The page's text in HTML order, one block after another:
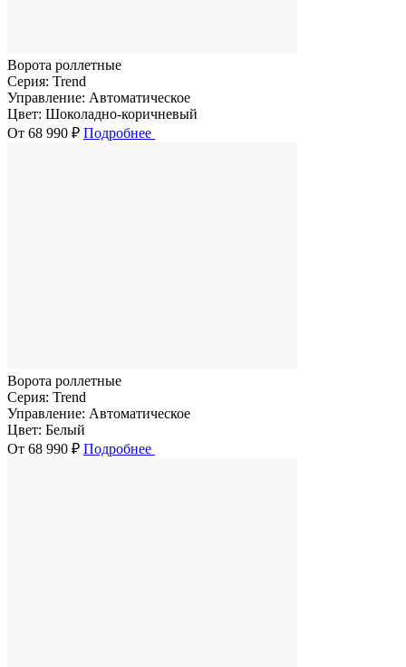
Ворота роллетные
Серия: Trend
Управление: Автоматическое
Цвет: Шоколадно-коричневый
От 68 990 ₽ Подробнее
Ворота роллетные
Серия: Trend
Управление: Автоматическое
Цвет: Белый
От 68 990 ₽ Подробнее